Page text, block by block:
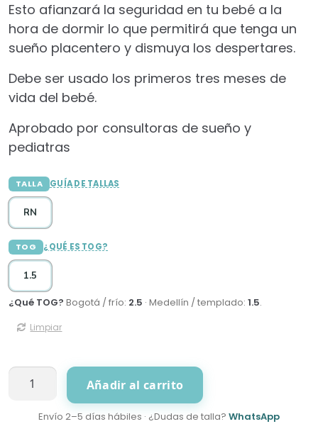
Esto afianzará la seguridad en tu bebé a la
hora de dormir lo que permitirá que tenga un
sueño placentero y dismuya los despertares.
Debe ser usado los primeros tres meses de
vida del bebé.
Aprobado por consultoras de sueño y
pediatras
TALLA GUÍA DE TALLAS
RN
TOG ¿QUÉ ES TOG?
1.5
¿Qué TOG? Bogotá / frío: 2.5 · Medellín / templado: 1.5.
Limpiar
Swaddle
Arcoiris
Añadir al carrito
Envío 2–5 días hábiles · ¿Dudas de talla? WhatsApp